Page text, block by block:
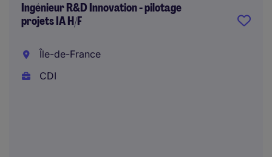
Ingénieur R&D Innovation - pilotage
projets IA H/F
Île-de-France
CDI